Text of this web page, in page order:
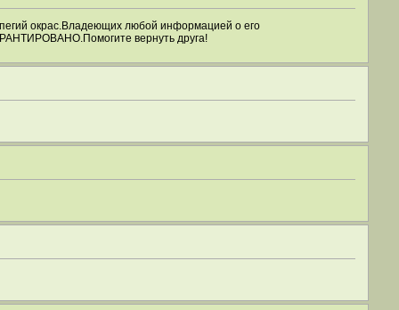
окрас.Владеющих любой информацией о его
вернуть друга!